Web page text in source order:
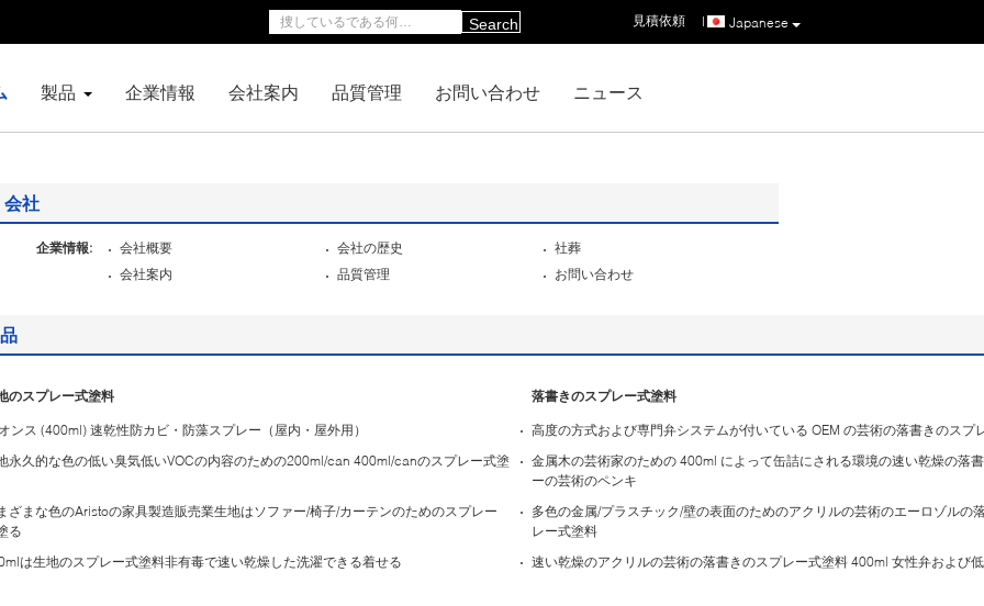
Japanese
見積依頼 |
Search
製品 企業情報 会社案内 品質管理 お問い合わせ ニュース
会社
企業情報: 会社概要 会社の歴史
社葬
会社案内
品質管理 お問い合わせ
のスプレー式塗料
ンス (400ml) 速乾性防カビ・防藻スプレー（屋内・屋外用）
永久的な色の低い臭気低いVOCの内容のための200ml/can 400ml/canのスプレー式塗
ざまな色のAristoの家具製造販売業生地はソファー/椅子/カーテンのためのスプレー
る
は生地のスプレー式塗料非有毒で速い乾燥した洗濯できる着せる
落書きのスプレー式塗料
高度の方式および専門弁システムが付いている OEM の芸術の落書きのスプ
金属木の芸術家のための 400ml によって缶詰にされる環境の速い乾燥の落
ーの芸術のペンキ
多色の金属/プラスチック/壁の表面のためのアクリルの芸術のエーロゾルの
レー式塗料
速い乾燥のアクリルの芸術の落書きのスプレー式塗料 400ml 女性弁および